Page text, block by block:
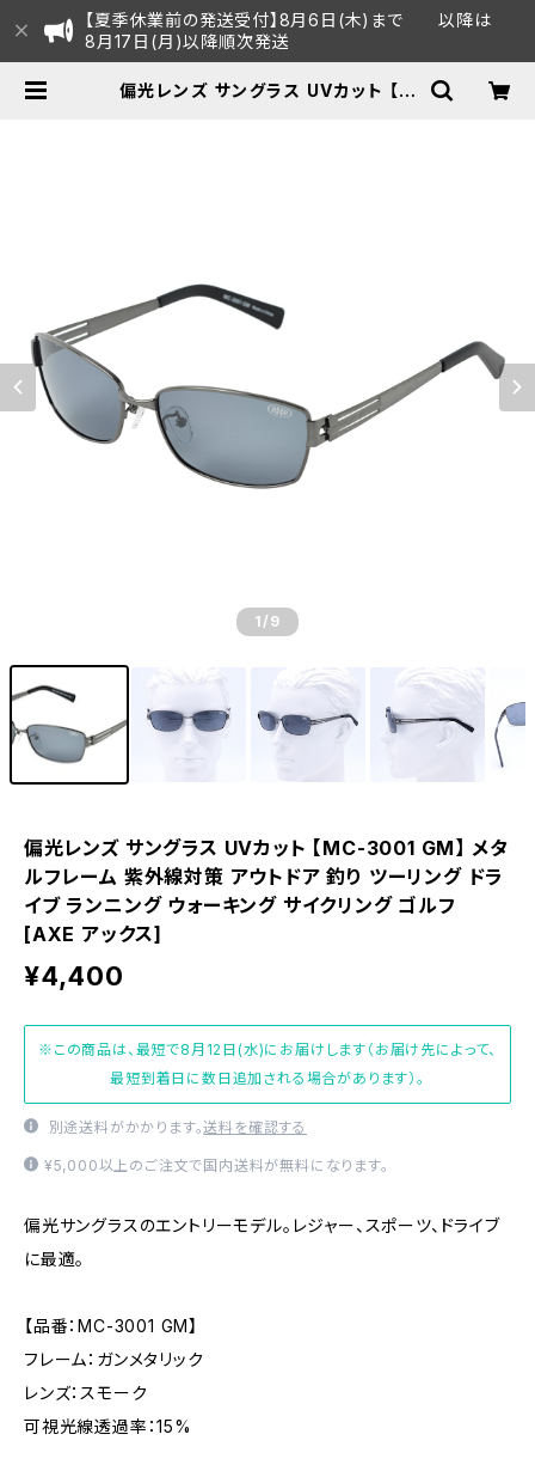
【夏季休業前の発送受付】8月6日(木)まで 以降は
8月17日(月)以降順次発送
偏光レンズ サングラス UVカット 【M
1 /9
偏光レンズ サングラス UVカット 【MC-3001 GM】 メタ
ルフレーム 紫外線対策 アウトドア 釣り ツーリング ドラ
イブ ランニング ウォーキング サイクリング ゴルフ
[AXE アックス]
¥4,400
※この商品は、最短で8月12日(水)にお届けします（お届け先によって、
最短到着日に数日追加される場合があります）。
別途送料がかかります。送料を確認する
¥5,000以上のご注文で国内送料が無料になります。
偏光サングラスのエントリーモデル。レジャー、スポーツ、ドライブ
に最適。
【品番：MC-3001 GM】
フレーム：ガンメタリック
レンズ：スモーク
可視光線透過率：15%